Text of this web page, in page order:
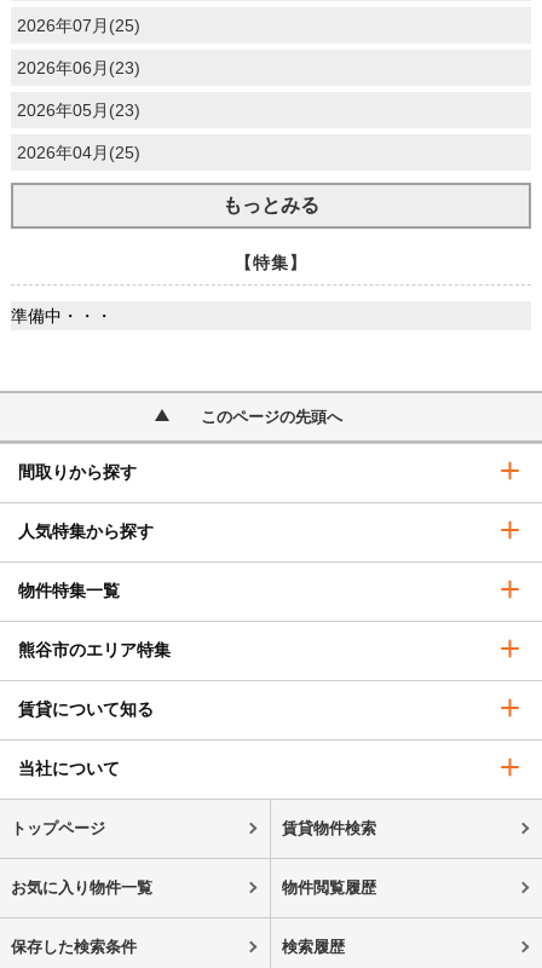
2026年07月(25)
2026年06月(23)
2026年05月(23)
2026年04月(25)
もっとみる
【特集】
準備中・・・
このページの先頭へ
間取りから探す
人気特集から探す
物件特集一覧
熊谷市のエリア特集
賃貸について知る
当社について
トップページ 賃貸物件検索
お気に入り物件一覧 物件閲覧履歴
保存した検索条件 検索履歴